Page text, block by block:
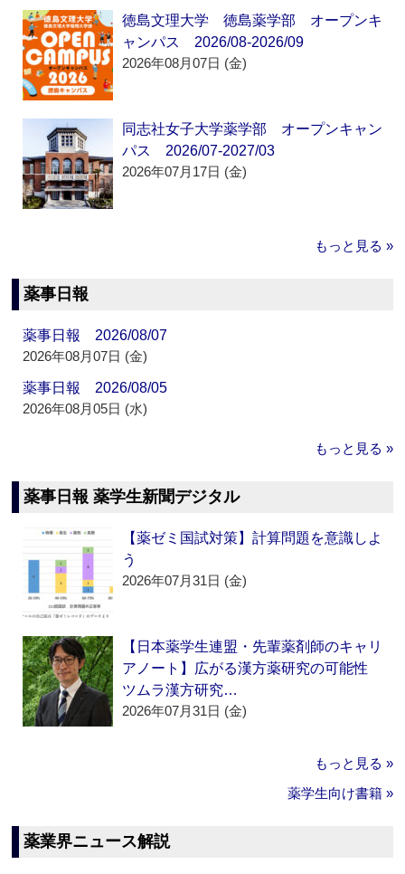
徳島文理大学 徳島薬学部 オープンキ
ャンパス 2026/08-2026/09
2026年08月07日 (金)
同志社女子大学薬学部 オープンキャン
パス 2026/07-2027/03
2026年07月17日 (金)
もっと見る »
薬事日報
薬事日報 2026/08/07
2026年08月07日 (金)
薬事日報 2026/08/05
2026年08月05日 (水)
もっと見る »
薬事日報 薬学生新聞デジタル
【薬ゼミ国試対策】計算問題を意識しよ
う
2026年07月31日 (金)
【日本薬学生連盟・先輩薬剤師のキャリ
アノート】広がる漢方薬研究の可能性
ツムラ漢方研究…
2026年07月31日 (金)
もっと見る »
薬学生向け書籍 »
薬業界ニュース解説